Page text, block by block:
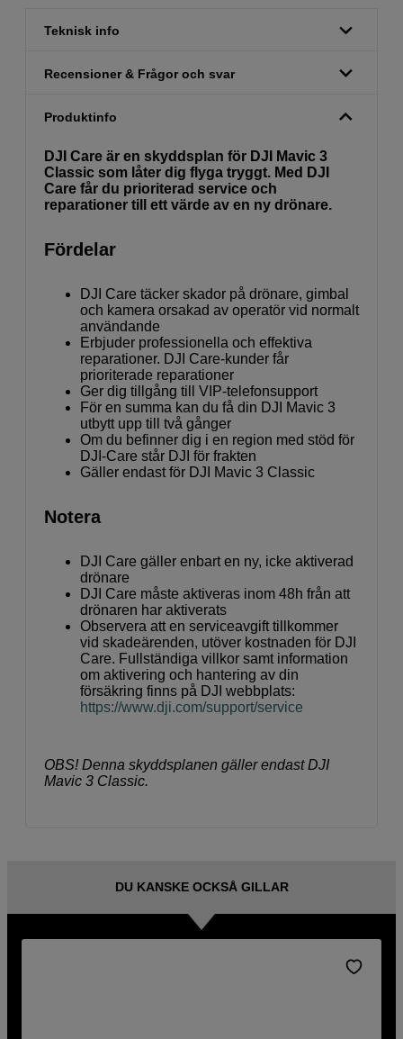
Teknisk info
Recensioner & Frågor och svar
Produktinfo
DJI Care är en skyddsplan för DJI Mavic 3
Classic som låter dig flyga tryggt. Med DJI
Care får du prioriterad service och
reparationer till ett värde av en ny drönare.
Fördelar
DJI Care täcker skador på drönare, gimbal
och kamera orsakad av operatör vid normalt
användande
Erbjuder professionella och effektiva
reparationer. DJI Care-kunder får
prioriterade reparationer
Ger dig tillgång till VIP-telefonsupport
För en summa kan du få din DJI Mavic 3
utbytt upp till två gånger
Om du befinner dig i en region med stöd för
DJI-Care står DJI för frakten
Gäller endast för DJI Mavic 3 Classic
Notera
DJI Care gäller enbart en ny, icke aktiverad
drönare
DJI Care måste aktiveras inom 48h från att
drönaren har aktiverats
Observera att en serviceavgift tillkommer
vid skadeärenden, utöver kostnaden för DJI
Care. Fullständiga villkor samt information
om aktivering och hantering av din
försäkring finns på DJI webbplats:
https://www.dji.com/support/service
OBS! Denna skyddsplanen gäller endast DJI
Mavic 3 Classic.
DU KANSKE OCKSÅ GILLAR